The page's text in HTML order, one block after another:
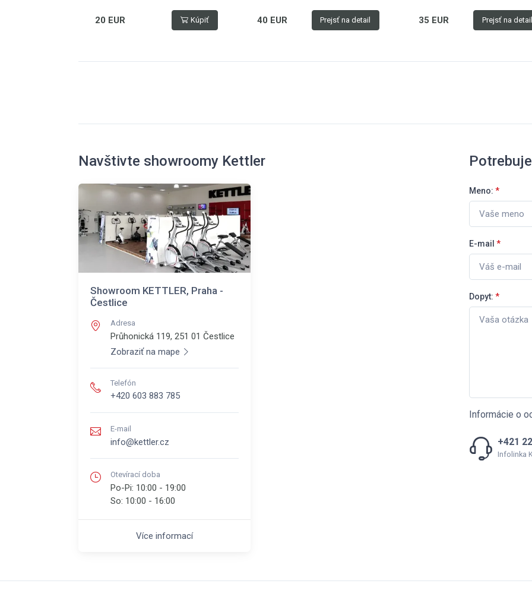
20 EUR Kúpiť 40 EUR Prejsť na detail 35 EUR Prejsť na detail
Navštivte showroomy Kettler
Showroom KETTLER, Praha -
Čestlice
Adresa
Průhonická 119, 251 01 Čestlice
Zobraziť na mape
Telefón
+420 603 883 785
E-mail
info@kettler.cz
Otevírací doba
Po-Pi: 10:00 - 19:00
So: 10:00 - 16:00
Více informací
Meno: *
E-mail *
Dopyt: *
Informácie o
+421
Infolinka